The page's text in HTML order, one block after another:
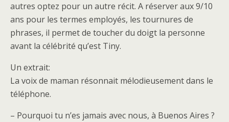
autres optez pour un autre récit. A réserver aux 9/10
ans pour les termes employés, les tournures de
phrases, il permet de toucher du doigt la personne
avant la célébrité qu’est Tiny.
Un extrait:
La voix de maman résonnait mélodieusement dans le
téléphone.
– Pourquoi tu n’es jamais avec nous, à Buenos Aires ?